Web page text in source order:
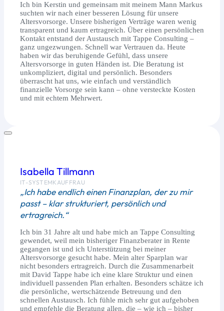
Ich bin Kerstin und gemeinsam mit meinem Mann Markus
suchten wir nach einer besseren Lösung für unsere
Altersvorsorge. Unsere bisherigen Verträge waren wenig
transparent und kaum ertragreich. Über einen persönlichen
Kontakt entstand der Austausch mit Tappe Consulting –
ganz ungezwungen. Schnell war Vertrauen da. Heute
haben wir das beruhigende Gefühl, dass unsere
Altersvorsorge in guten Händen ist. Die Beratung ist
unkompliziert, digital und persönlich. Besonders
überrascht hat uns, wie einfach und verständlich
finanzielle Vorsorge sein kann – ohne versteckte Kosten
und mit echtem Mehrwert.
Isabella Tillmann
IT-SYSTEMKAUFFRAU
„Ich habe endlich einen Finanzplan, der zu mir
passt – klar strukturiert, persönlich und
ertragreich.“
Ich bin 31 Jahre alt und habe mich an Tappe Consulting
gewendet, weil mein bisheriger Finanzberater in Rente
gegangen ist und ich Unterstützung bei meiner
Altersvorsorge gesucht habe. Mein alter Sparplan war
nicht besonders ertragreich. Durch die Zusammenarbeit
mit David Tappe habe ich eine klare Struktur und einen
individuell passenden Plan erhalten. Besonders schätze ich
die persönliche, wertschätzende Betreuung und den
schnellen Austausch. Ich fühle mich sehr gut aufgehoben
und empfehle die Beratung allen, die – wie ich – bisher